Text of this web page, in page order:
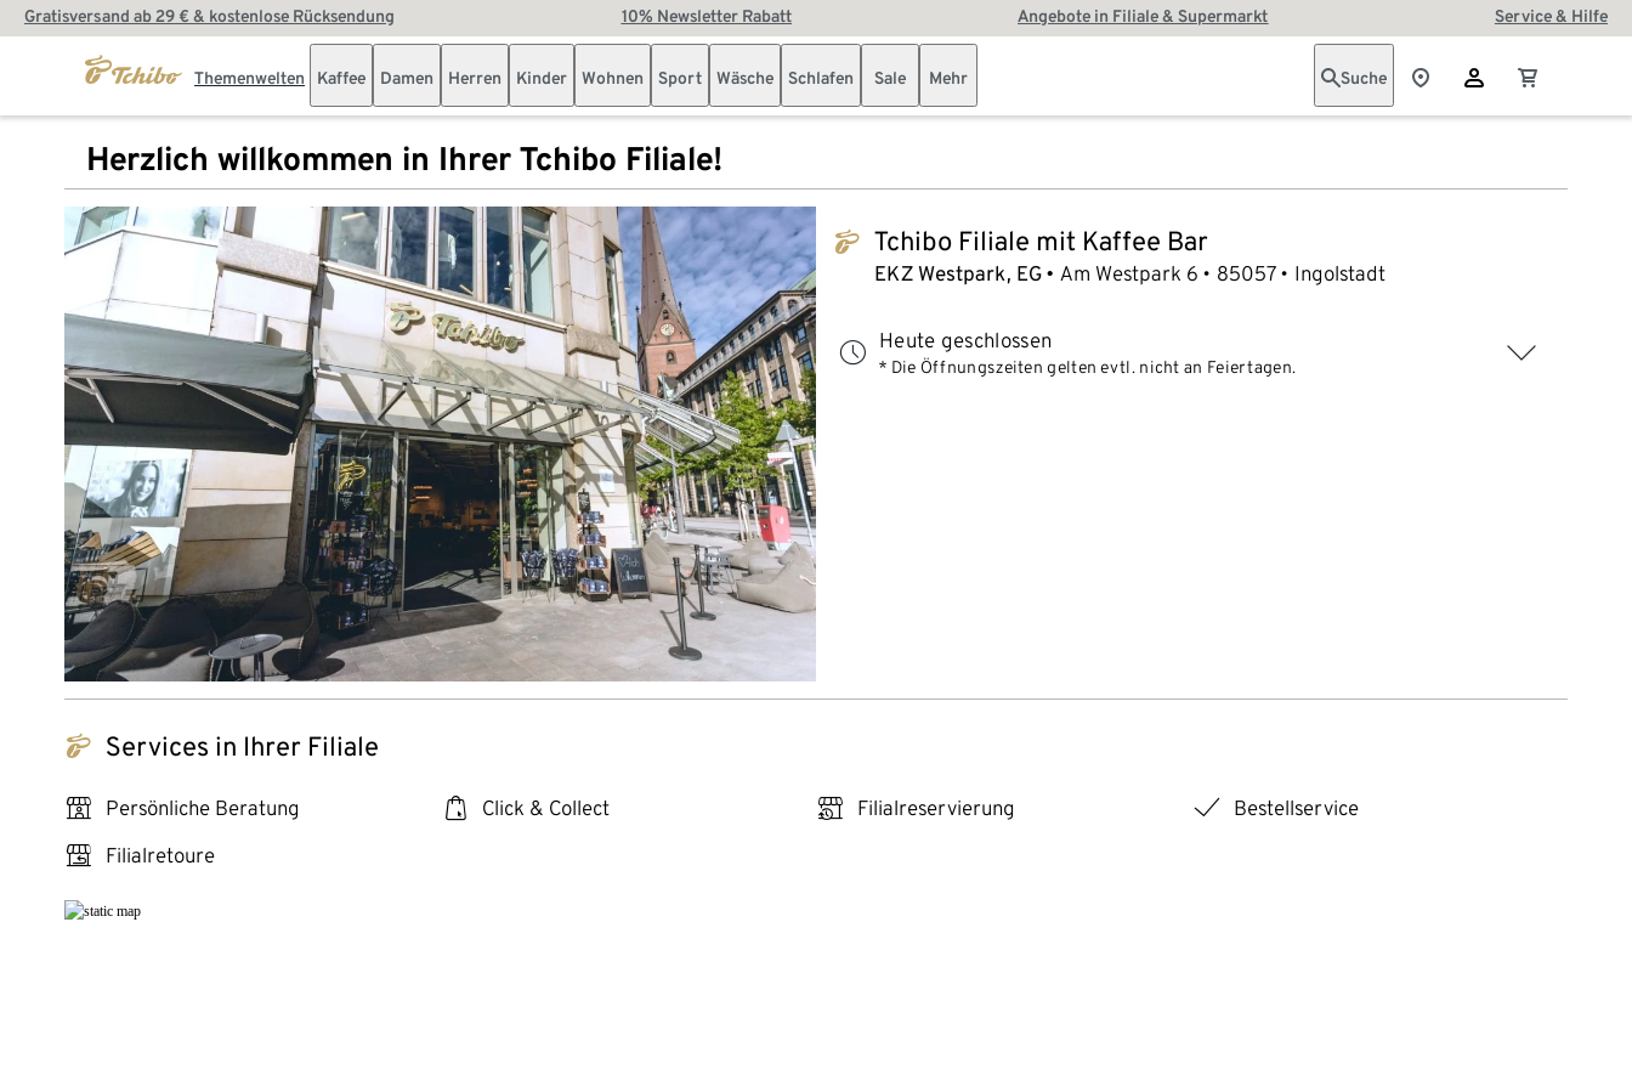
Gratisversand ab 29 € & kostenlose Rücksendung 10% Newsletter Rabatt Angebote in Filiale & Supermarkt Service & Hilfe
Themenwelten Kaffee Damen Herren Kinder Wohnen Sport Wäsche Schlafen Sale Mehr Suche
Herzlich willkommen in Ihrer Tchibo Filiale!
tchibo_logo Tchibo Filiale mit Kaffee Bar
EKZ Westpark, EG Am Westpark 6 85057 Ingolstadt
Heute geschlossen
* Die Öffnungszeiten gelten evtl. nicht an Feiertagen.
tchibo_logo Services in Ihrer Filiale
personal_services Persönliche Beratung click_collect Click & Collect click_reserve_store Filialreservierung checkmark Bestellservice
store_return Filialretoure